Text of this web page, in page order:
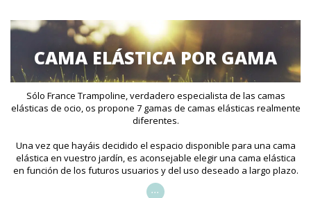
CAMA ELÁSTICA POR GAMA
Sólo France Trampoline, verdadero especialista de las camas
elásticas de ocio, os propone 7 gamas de camas elásticas realmente
diferentes.
Una vez que hayáis decidido el espacio disponible para una cama
elástica en vuestro jardín, es aconsejable elegir una cama elástica
en función de los futuros usuarios y del uso deseado a largo plazo.
...